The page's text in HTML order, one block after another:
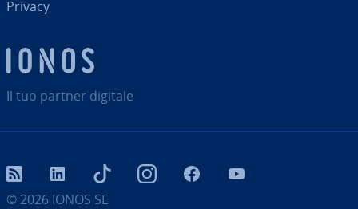
Il tuo partner digitale
Privacy
© 2026 IONOS SE
RSS LinkedIn tiktok InstagramFacebook